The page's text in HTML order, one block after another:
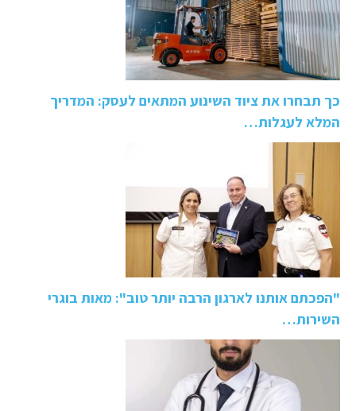
כך תבחרו את ציוד השינוע המתאים לעסק: המדריך
המלא לעגלות…
"הפכתם אותנו לארגון הרבה יותר טוב": מאות בוגרי
השירות…